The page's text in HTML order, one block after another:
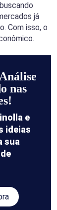
já
Com isso, o
nas
e
ideias
sua